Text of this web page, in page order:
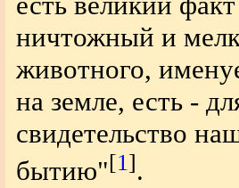
ничтожный и
животного,
на земле, есть -
свидетельство
бытию"[1].